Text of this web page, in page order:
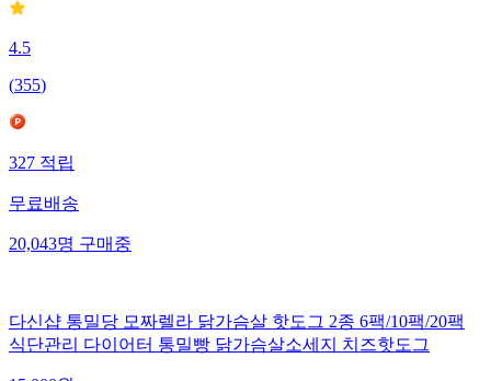
4.5
(355)
327적립
무료배송
20,043명구매중
다신샵 통밀당 모짜렐라 닭가슴살 핫도그 2종 6팩/10팩/20팩
식단관리 다이어터 통밀빵 닭가슴살소세지 치즈핫도그